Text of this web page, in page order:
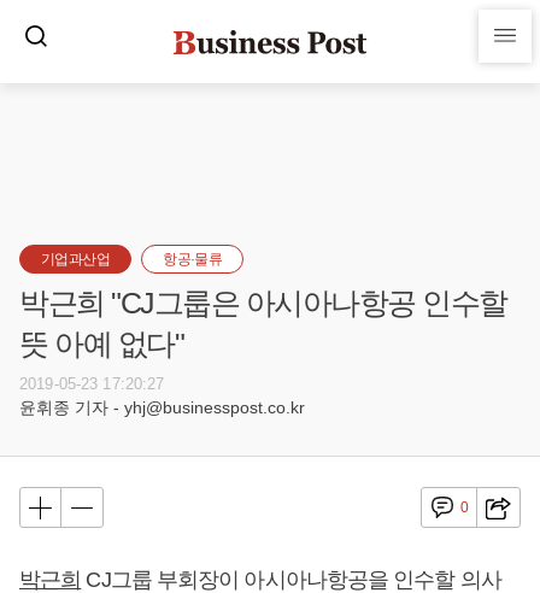
기업과산업 항공·물류
박근희 "CJ그룹은 아시아나항공 인수할
뜻 아예 없다"
2019-05-23 17:20:27
윤휘종 기자 - yhj@businesspost.co.kr
0
박근희 CJ그룹 부회장이 아시아나항공을 인수할 의사